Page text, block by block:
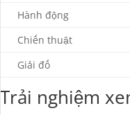
Hành động
Chiến thuật
Giải đố
Trải nghiệm